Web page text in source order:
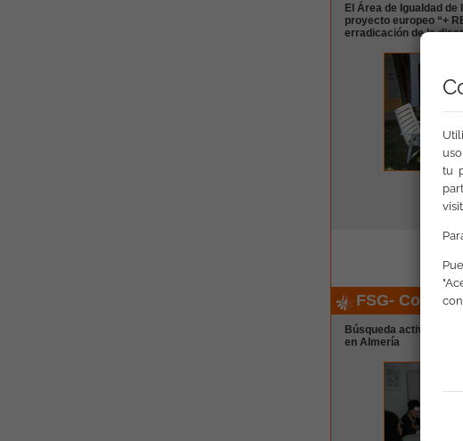
El Área de Igualdad de
proyecto europeo “+
erradicación de la
FSG-
Búsqueda activa de
en Almería
tu